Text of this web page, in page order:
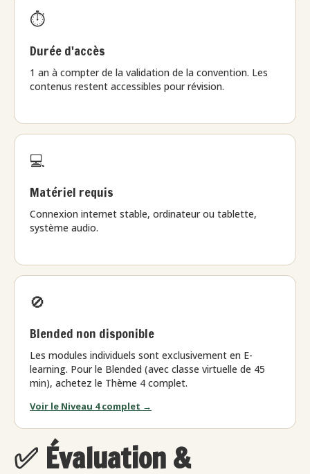
⏱️
Durée d'accès
1 an à compter de la validation de la convention. Les
contenus restent accessibles pour révision.
💻
Matériel requis
Connexion internet stable, ordinateur ou tablette,
système audio.
🚫
Blended non disponible
Les modules individuels sont exclusivement en E-
learning. Pour le Blended (avec classe virtuelle de 45
min), achetez le Thème 4 complet.
Voir le Niveau 4 complet →
✅ Évaluation &